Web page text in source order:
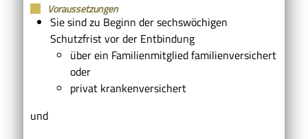
Voraussetzungen
Sie sind zu Beginn der sechswöchigen
Schutzfrist vor der Entbindung
über ein Familienmitglied familienversichert
oder
privat krankenversichert
und